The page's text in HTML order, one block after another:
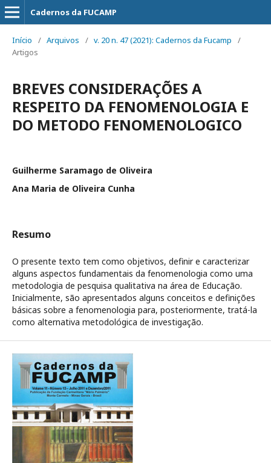
Cadernos da FUCAMP
Início / Arquivos / v. 20 n. 47 (2021): Cadernos da Fucamp
/
Artigos
BREVES CONSIDERAÇÕES A
RESPEITO DA FENOMENOLOGIA E
DO METODO FENOMENOLOGICO
Guilherme Saramago de Oliveira
Ana Maria de Oliveira Cunha
Resumo
O presente texto tem como objetivos, definir e caracterizar
alguns aspectos fundamentais da fenomenologia como uma
metodologia de pesquisa qualitativa na área de Educação.
Inicialmente, são apresentados alguns conceitos e definições
básicas sobre a fenomenologia para, posteriormente, tratá-la
como alternativa metodológica de investigação.